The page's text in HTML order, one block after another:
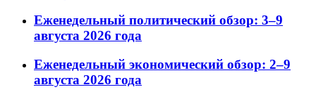
Еженедельный политический обзор: 3–9
августа 2026 года
Еженедельный экономический обзор: 2–9
августа 2026 года